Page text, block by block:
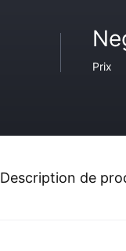
Prix
Description de